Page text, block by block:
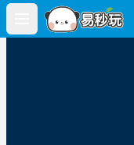
Open main menu